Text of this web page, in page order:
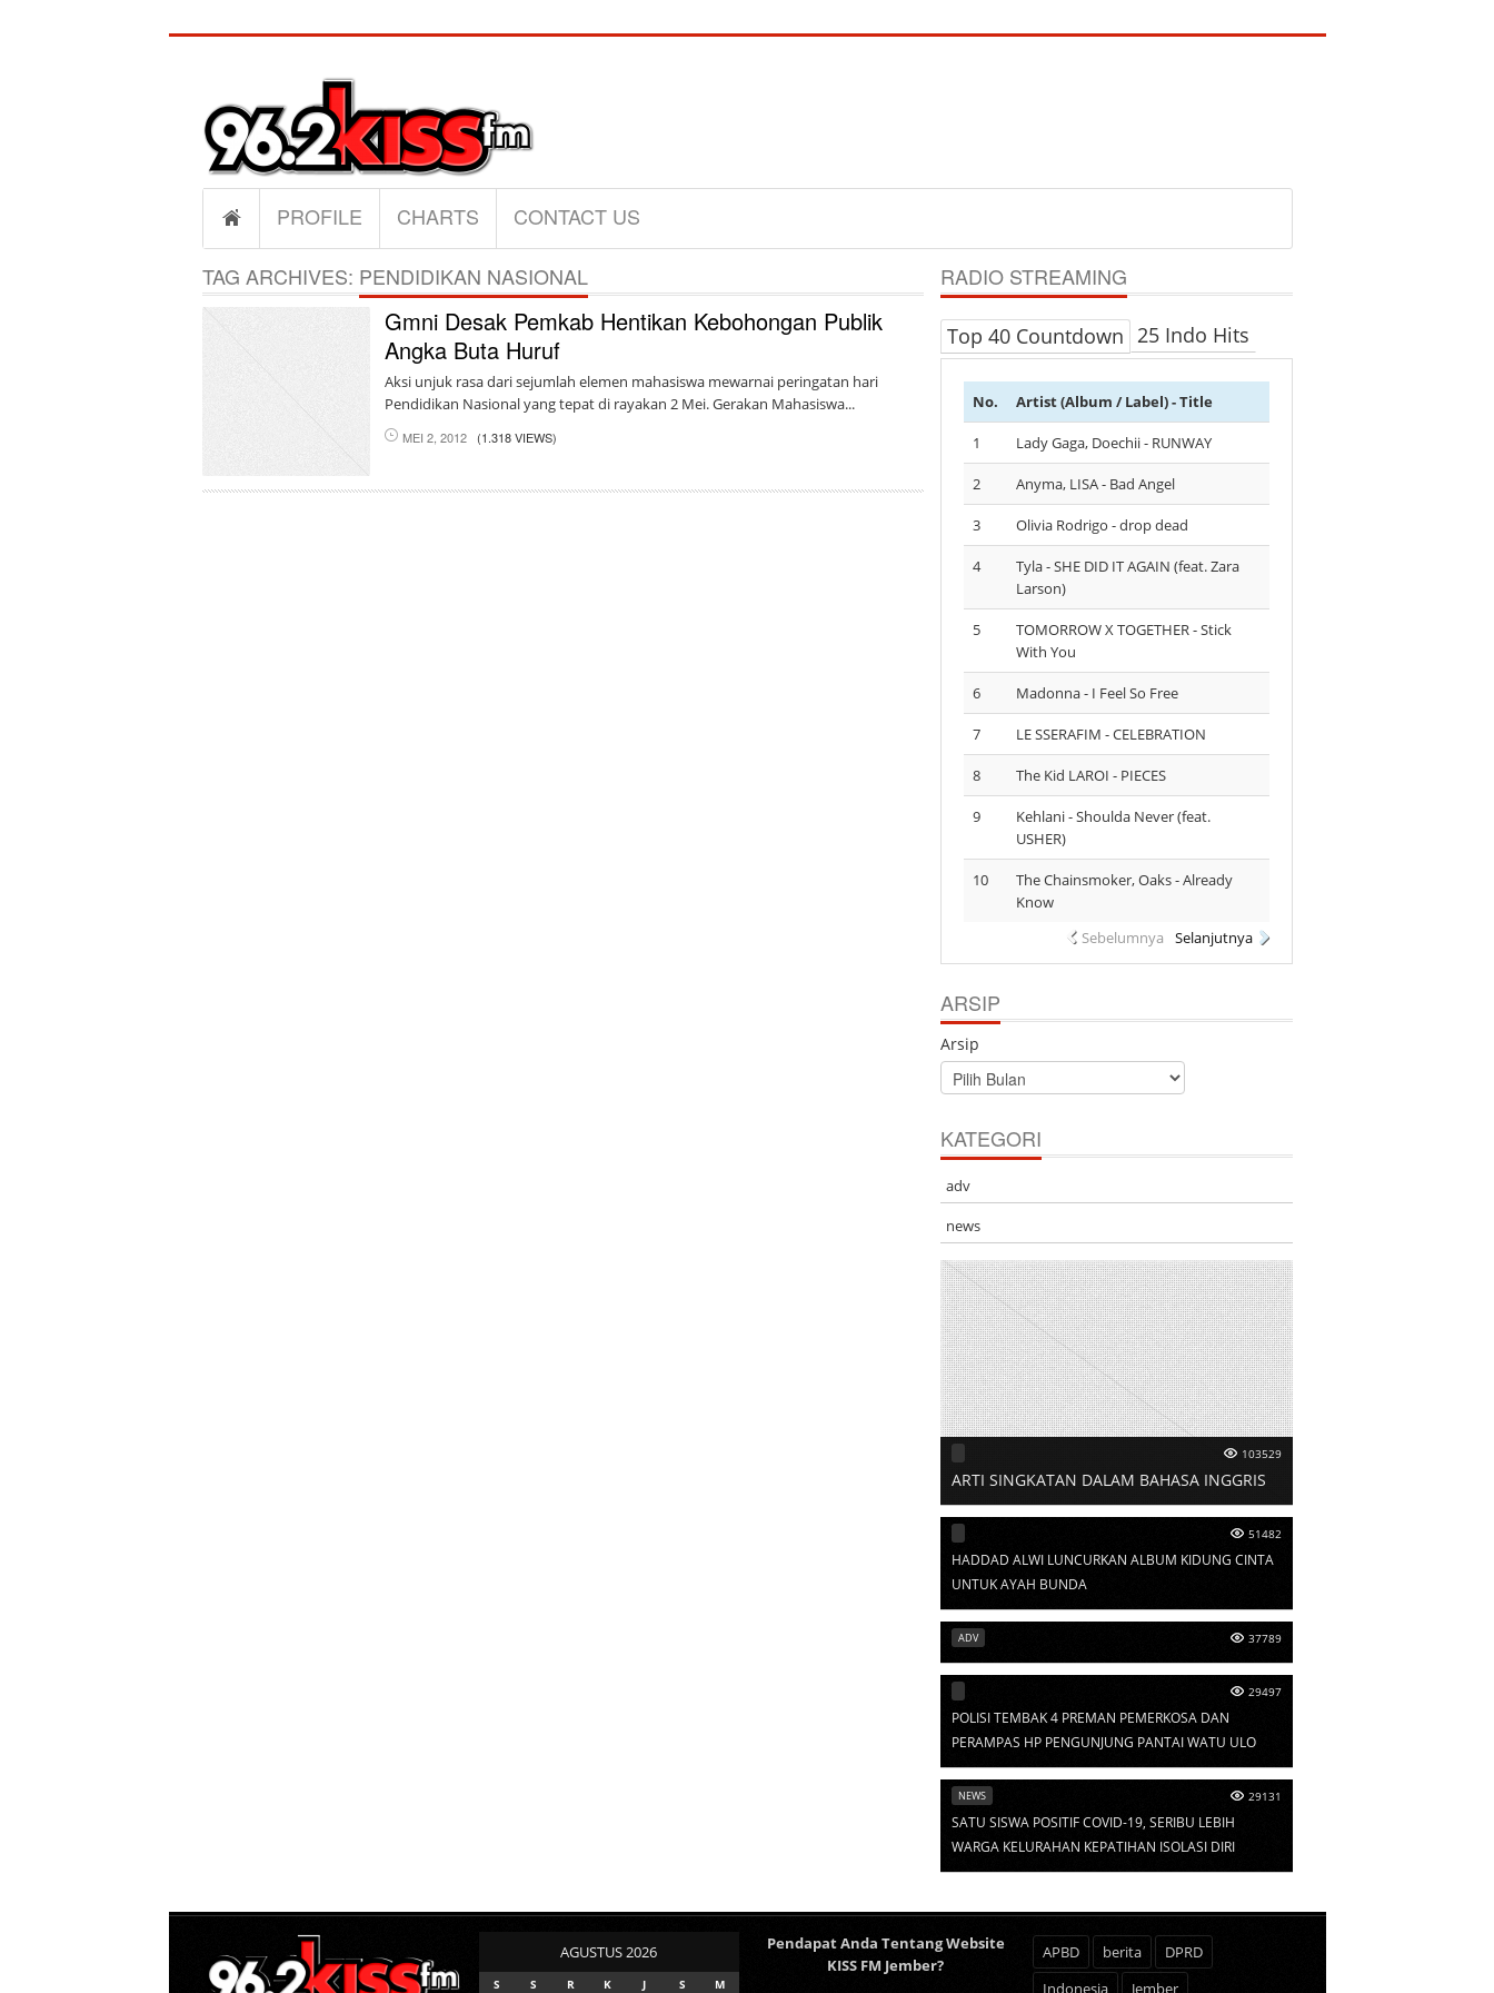
PROFILE CHARTS CONTACT US
TAG ARCHIVES: PENDIDIKAN NASIONAL
Gmni Desak Pemkab Hentikan Kebohongan Publik
Angka Buta Huruf
Aksi unjuk rasa dari sejumlah elemen mahasiswa mewarnai peringatan hari
Pendidikan Nasional yang tepat di rayakan 2 Mei. Gerakan Mahasiswa...
MEI 2, 2012 (1.318 VIEWS)
RADIO STREAMING
Top 40 Countdown 25 Indo Hits
No. Artist (Album / Label) - Title
1 Lady Gaga, Doechii - RUNWAY
2 Anyma, LISA - Bad Angel
3 Olivia Rodrigo - drop dead
4
Tyla - SHE DID IT AGAIN (feat. Zara
Larson)
5
TOMORROW X TOGETHER - Stick
With You
6 Madonna - I Feel So Free
7 LE SSERAFIM - CELEBRATION
8 The Kid LAROI - PIECES
9
Kehlani - Shoulda Never (feat.
USHER)
10
The Chainsmoker, Oaks - Already
Know
Sebelumnya
Selanjutnya
ARSIP
Arsip
KATEGORI
adv
news
103529
ARTI SINGKATAN DALAM BAHASA INGGRIS
51482
HADDAD ALWI LUNCURKAN ALBUM KIDUNG CINTA
UNTUK AYAH BUNDA
ADV 37789
29497
POLISI TEMBAK 4 PREMAN PEMERKOSA DAN
PERAMPAS HP PENGUNJUNG PANTAI WATU ULO
NEWS 29131
SATU SISWA POSITIF COVID-19, SERIBU LEBIH
WARGA KELURAHAN KEPATIHAN ISOLASI DIRI
AGUSTUS 2026
S S R K J S M
Pendapat Anda Tentang Website
KISS FM Jember?
APBD berita
DPRD
Indonesia
Jember